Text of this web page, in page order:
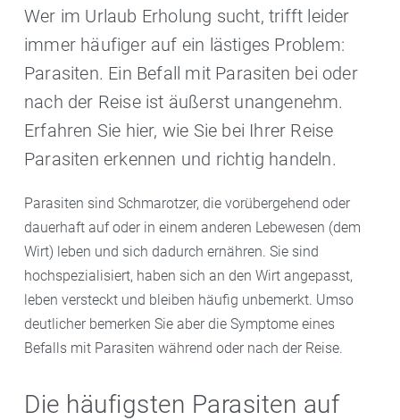
Wer im Urlaub Erholung sucht, trifft leider
immer häufiger auf ein lästiges Problem:
Parasiten. Ein Befall mit Parasiten bei oder
nach der Reise ist äußerst unangenehm.
Erfahren Sie hier, wie Sie bei Ihrer Reise
Parasiten erkennen und richtig handeln.
Parasiten sind Schmarotzer, die vorübergehend oder
dauerhaft auf oder in einem anderen Lebewesen (dem
Wirt) leben und sich dadurch ernähren. Sie sind
hochspezialisiert, haben sich an den Wirt angepasst,
leben versteckt und bleiben häufig unbemerkt. Umso
deutlicher bemerken Sie aber die Symptome eines
Befalls mit Parasiten während oder nach der Reise.
Die häufigsten Parasiten auf